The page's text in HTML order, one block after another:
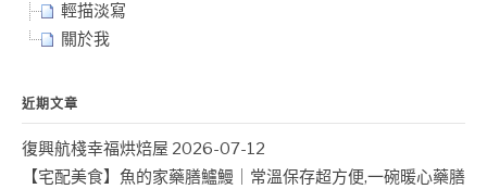
輕描淡寫
關於我
近期文章
復興航棧幸福烘焙屋 2026-07-12
【宅配美食】魚的家藥膳鱸鰻｜常溫保存超方便,一碗暖心藥膳